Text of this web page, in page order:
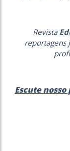
Revista
reportagens
Escute nosso